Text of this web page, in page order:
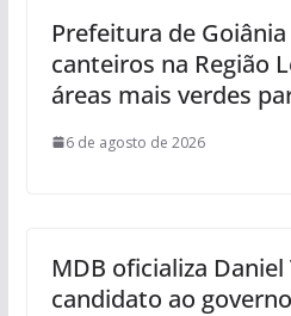
Prefeitura de
canteiros na Região
áreas mais verdes
6 de agosto de 2026
MDB oficializa
candidato ao